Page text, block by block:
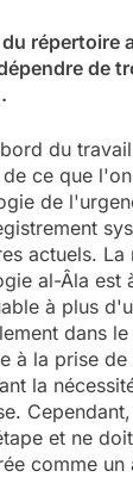
répertoire
de
du
ce que
de
actuels. La
al-Âla est
à plus
dans
à la prise de
la
et ne
comme un